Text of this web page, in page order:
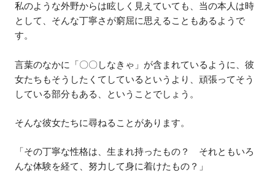
私のような外野からは眩しく見えていても、当の本人は時
として、そんな丁寧さが窮屈に思えることもあるようで
す。
言葉のなかに「〇〇しなきゃ」が含まれているように、彼
女たちもそうしたくてしているというより、頑張ってそう
している部分もある、ということでしょう。
そんな彼女たちに尋ねることがあります。
「その丁寧な性格は、生まれ持ったもの？ それともいろ
んな体験を経て、努力して身に着けたもの？」